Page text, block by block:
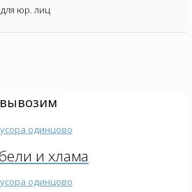
юр. лиц
и хлама